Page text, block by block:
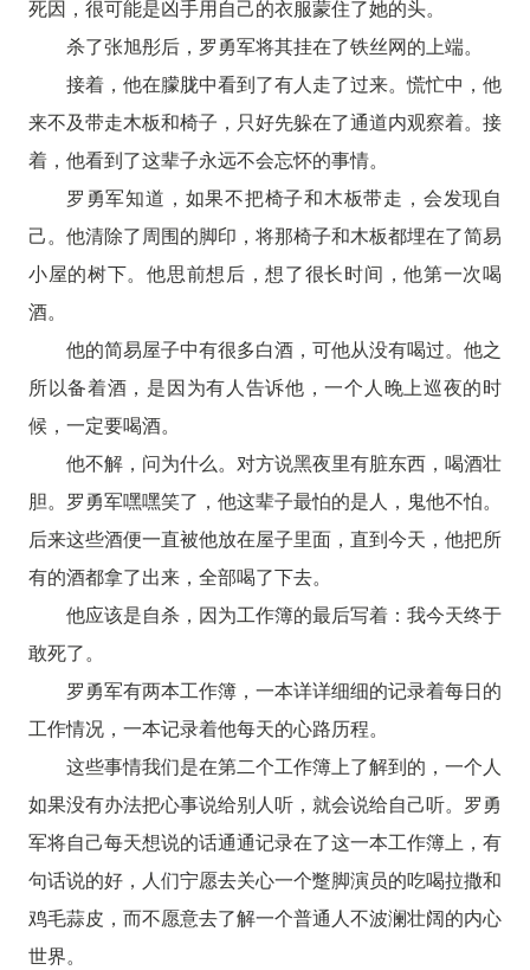
死因，很可能是凶手用自己的衣服蒙住了她的头。
杀了张旭彤后，罗勇军将其挂在了铁丝网的上端。
接着，他在朦胧中看到了有人走了过来。慌忙中，他
来不及带走木板和椅子，只好先躲在了通道内观察着。接
着，他看到了这辈子永远不会忘怀的事情。
罗勇军知道，如果不把椅子和木板带走，会发现自
己。他清除了周围的脚印，将那椅子和木板都埋在了简易
小屋的树下。他思前想后，想了很长时间，他第一次喝
酒。
他的简易屋子中有很多白酒，可他从没有喝过。他之
所以备着酒，是因为有人告诉他，一个人晚上巡夜的时
候，一定要喝酒。
他不解，问为什么。对方说黑夜里有脏东西，喝酒壮
胆。罗勇军嘿嘿笑了，他这辈子最怕的是人，鬼他不怕。
后来这些酒便一直被他放在屋子里面，直到今天，他把所
有的酒都拿了出来，全部喝了下去。
他应该是自杀，因为工作簿的最后写着：我今天终于
敢死了。
罗勇军有两本工作簿，一本详详细细的记录着每日的
工作情况，一本记录着他每天的心路历程。
这些事情我们是在第二个工作簿上了解到的，一个人
如果没有办法把心事说给别人听，就会说给自己听。罗勇
军将自己每天想说的话通通记录在了这一本工作簿上，有
句话说的好，人们宁愿去关心一个蹩脚演员的吃喝拉撒和
鸡毛蒜皮，而不愿意去了解一个普通人不波澜壮阔的内心
世界。